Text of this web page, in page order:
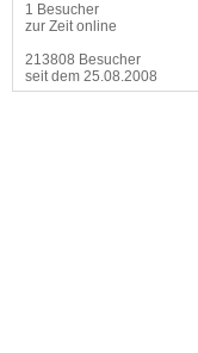
1 Besucher
zur Zeit online
213808 Besucher
seit dem 25.08.2008